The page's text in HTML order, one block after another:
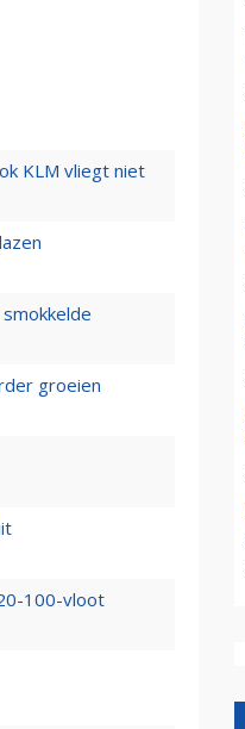
KLM vliegt niet
groeien
100-vloot